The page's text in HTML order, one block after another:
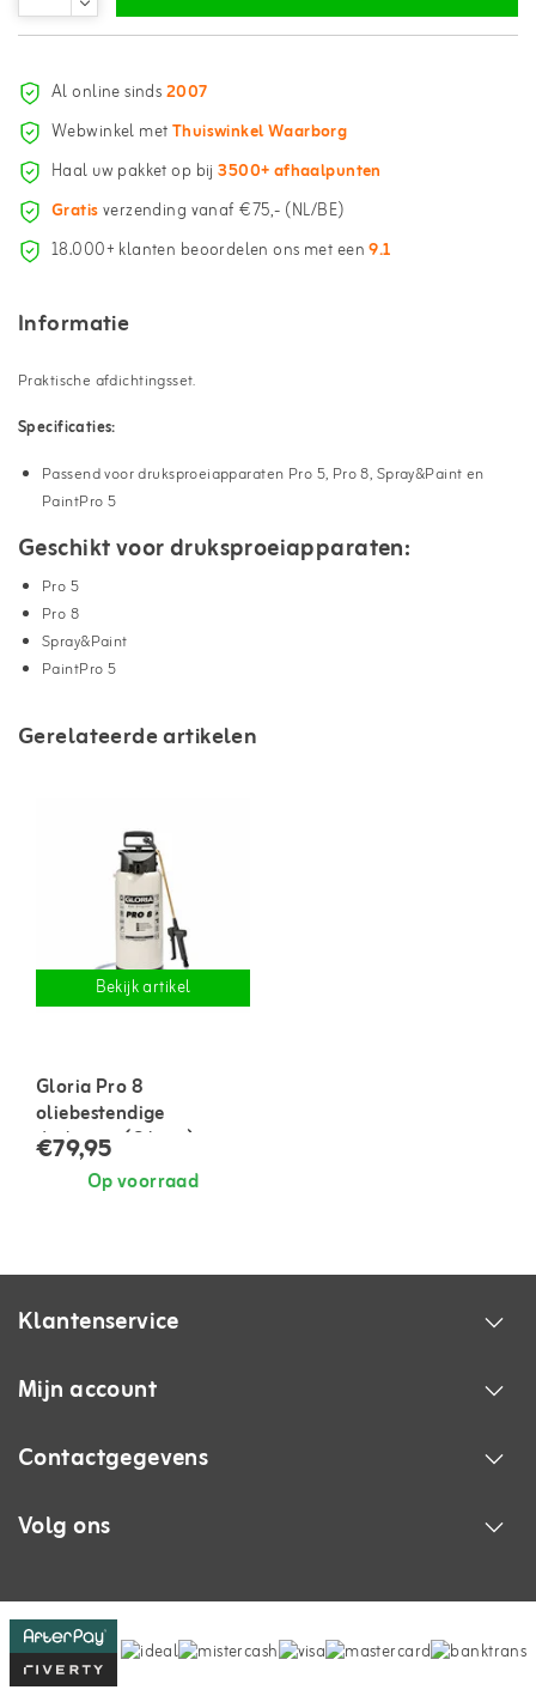
Al online sinds2007
Webwinkel metThuiswinkel Waarborg
Haal uw pakket op bij3500+ afhaalpunten
Gratisverzending vanaf €75,- (NL/BE)
18.000+ klanten beoordelen ons met een9.1
Informatie
Praktische afdichtingsset.
Specificaties:
Passend voor druksproeiapparaten Pro 5, Pro 8, Spray&Paint en
PaintPro 5
Geschikt voor druksproeiapparaten:
Pro 5
Pro 8
Spray&Paint
PaintPro 5
Gerelateerde artikelen
Bekijk artikel
Gloria Pro 8
oliebestendige
drukspuit (8 liter)
€79,95
Op voorraad
Klantenservice
Mijn account
Contactgegevens
Volg ons